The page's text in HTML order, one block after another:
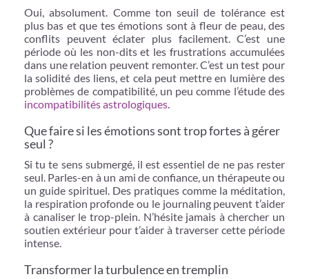
Oui, absolument. Comme ton seuil de tolérance est
plus bas et que tes émotions sont à fleur de peau, des
conflits peuvent éclater plus facilement. C’est une
période où les non-dits et les frustrations accumulées
dans une relation peuvent remonter. C’est un test pour
la solidité des liens, et cela peut mettre en lumière des
problèmes de compatibilité, un peu comme l’étude des
incompatibilités astrologiques.
Que faire si les émotions sont trop fortes à gérer
seul ?
Si tu te sens submergé, il est essentiel de ne pas rester
seul. Parles-en à un ami de confiance, un thérapeute ou
un guide spirituel. Des pratiques comme la méditation,
la respiration profonde ou le journaling peuvent t’aider
à canaliser le trop-plein. N’hésite jamais à chercher un
soutien extérieur pour t’aider à traverser cette période
intense.
Transformer la turbulence en tremplin